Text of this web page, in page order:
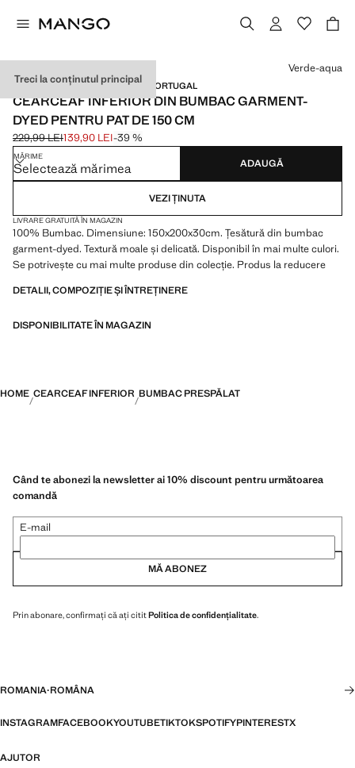
Treci la conținutul principal
BUMBAC PRESPĂLAT / MADE IN PORTUGAL
CEARCEAF INFERIOR DIN BUMBAC GARMENT-
DYED PENTRU PAT DE 150 CM
Preț inițial tăiat [229,99 LEI ]
229,99 LEI
Preț actual [139,90 LEI ]
139,90 LEI-39 %
Selectează o culoare
Verde-aqua
MĂRIME
Selectează mărimea ADAUGĂ
VEZI ȚINUTA
LIVRARE GRATUITĂ ÎN MAGAZIN
100% Bumbac. Dimensiune: 150x200x30cm. Țesătură din bumbac
garment-dyed. Textură moale și delicată. Disponibil în mai multe culori.
Se potrivește cu mai multe produse din colecție. Produs la reducere
DETALII, COMPOZIȚIE ȘI ÎNTREȚINERE
DISPONIBILITATE ÎN MAGAZIN
HOME CEARCEAF INFERIOR BUMBAC PRESPĂLAT
Când te abonezi la newsletter ai 10% discount pentru următoarea
comandă
E-mail
MĂ ABONEZ
Prin abonare, confirmați că ați cititPolitica de confidențialitate.
ROMANIA·ROMÂNA
INSTAGRAMFACEBOOKYOUTUBETIKTOKSPOTIFYPINTERESTX
AJUTOR